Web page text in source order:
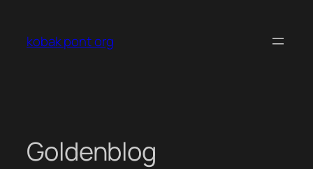
tartalomhoz
kobak pont org
Goldenblog